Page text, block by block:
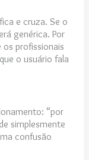
e cruza. Se o
genérica. Por
profissionais
o usuário fala
“por
simplesmente
confusão